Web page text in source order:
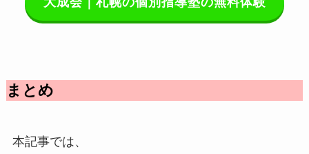
まとめ
本記事では、